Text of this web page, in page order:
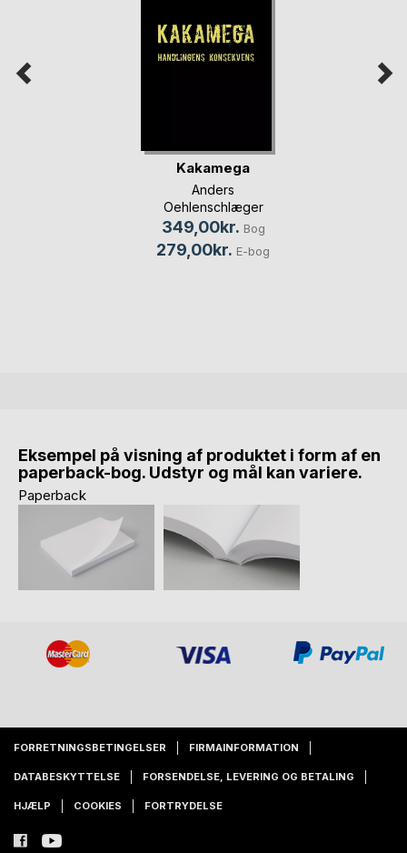
Kakamega
Anders
Oehlenschlæger
349,00kr. Bog
279,00kr. E-bog
Eksempel på visning af produktet i form af en
paperback-bog. Udstyr og mål kan variere.
Paperback
FORRETNINGSBETINGELSER FIRMAINFORMATION
DATABESKYTTELSE FORSENDELSE, LEVERING OG BETALING
HJÆLP COOKIES FORTRYDELSE